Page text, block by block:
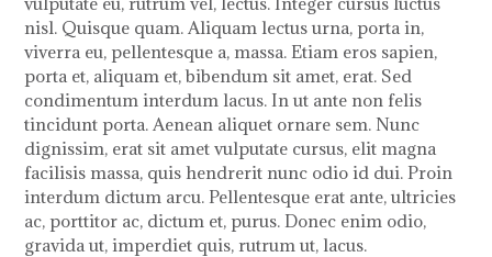
nisl. Quisque quam. Aliquam lectus urna, porta in,
viverra eu, pellentesque a, massa. Etiam eros sapien,
porta et, aliquam et, bibendum sit amet, erat. Sed
condimentum interdum lacus. In ut ante non felis
tincidunt porta. Aenean aliquet ornare sem. Nunc
dignissim, erat sit amet vulputate cursus, elit magna
facilisis massa, quis hendrerit nunc odio id dui. Proin
interdum dictum arcu. Pellentesque erat ante, ultricies
ac, porttitor ac, dictum et, purus. Donec enim odio,
gravida ut, imperdiet quis, rutrum ut, lacus.